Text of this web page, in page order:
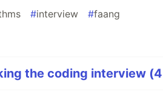
#interview #faang
the coding interview